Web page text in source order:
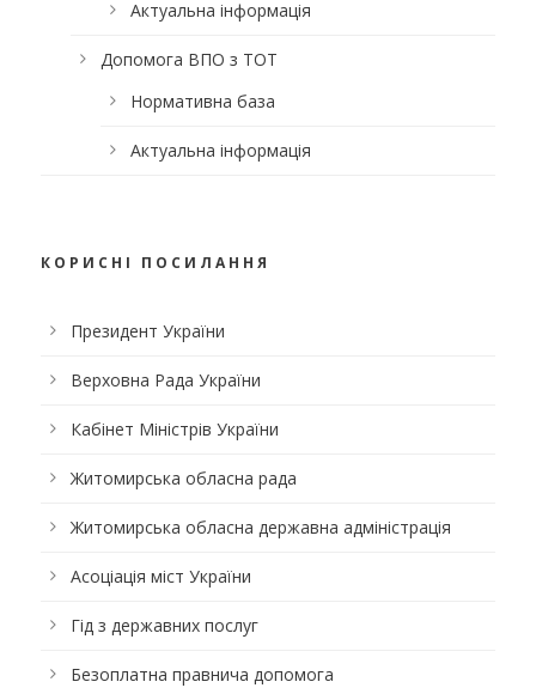
Актуальна інформація
Допомога ВПО з ТОТ
Нормативна база
Актуальна інформація
КОРИСНІ ПОСИЛАННЯ
Президент України
Верховна Рада України
Кабінет Міністрів України
Житомирська обласна рада
Житомирська обласна державна адміністрація
Асоціація міст України
Гід з державних послуг
Безоплатна правнича допомога